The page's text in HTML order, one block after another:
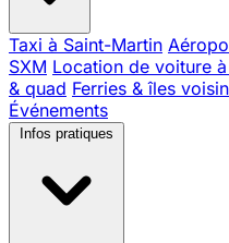
Taxi à Saint-Martin
SXM Location de voiture
& quad Ferries & îles
Événements
Infos pratiques